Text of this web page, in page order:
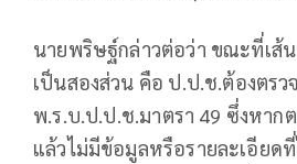
นายพริษฐ์กล่าวต่อว่า ขณะที่เส้
เป็นสองส่วน คือ ป.ป.ช.ต้องตร
พ.ร.บ.ป.ป.ช.มาตรา 49 ซึ่งหาก
แล้วไม่มีข้อมูลหรือรายละเอียด